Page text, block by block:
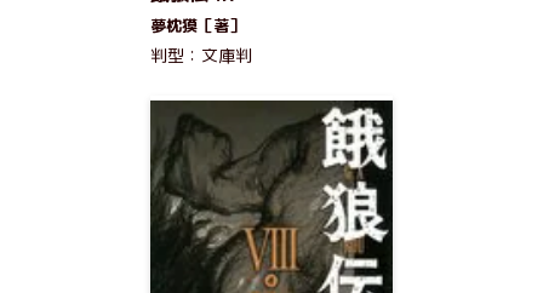
夢枕獏［著］
判型：文庫判